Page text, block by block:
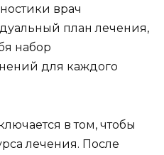
врач
план лечения,
набор
для каждого
в том, чтобы
лечения. После